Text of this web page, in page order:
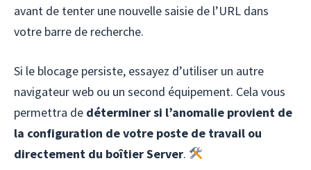
avant de tenter une nouvelle saisie de l’URL dans
votre barre de recherche.
Si le blocage persiste, essayez d’utiliser un autre
navigateur web ou un second équipement. Cela vous
permettra de déterminer si l’anomalie provient de
la configuration de votre poste de travail ou
directement du boîtier Server.